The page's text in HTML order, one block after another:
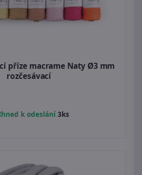
příze macrame Naty Ø3 mm
rozčesávací
k odeslání3ks